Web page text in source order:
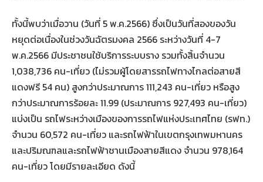
ทั้งนี้พบว่าเมื่อวาน (วันที่ 5 พ.ค.2566) ซึ่งเป็นวันที่สองของวัน
หยุดต่อเนื่องในช่วงวันฉัตรมงคล 2566 ระหว่างวันที่ 4-7
พ.ค.2566 มีประชาชนใช้บริการระบบราง รวมทั้งสิ้นจำนวน
1,038,736 คน-เที่ยว (ไม่รวมผู้โดยสารรถไฟทางไกลต่อสายสี
แดงฟรี 54 คน) สูงกว่าประมาณการ 111,243 คน-เที่ยว หรือสูง
กว่าประมาณการร้อยละ 11.99 (ประมาณการ 927,493 คน-เที่ยว)
แบ่งเป็น รถไฟระหว่างเมืองของการรถไฟแห่งประเทศไทย (รฟท.)
จำนวน 60,572 คน-เที่ยว และรถไฟฟ้าในเขตกรุงเทพมหานคร
และปริมณฑลและรถไฟฟ้าชานเมืองสายสีแดง จำนวน 978,164
คน-เที่ยว โดยมีรายละเอียด ดังนี้